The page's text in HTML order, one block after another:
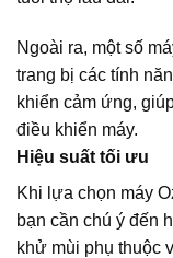
Ngoài ra, một số
trang bị các tính
khiển cảm ứng,
điều khiển máy.
Hiệu suất tối ưu
Khi lựa chọn máy
bạn cần chú ý đến
khử mùi phụ thuộc